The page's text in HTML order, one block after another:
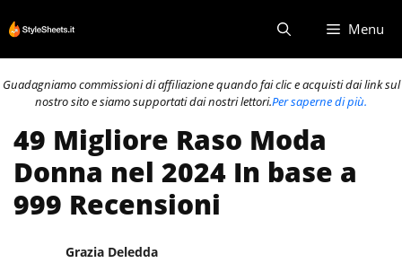
al
contenuto
Menu
Guadagniamo commissioni di affiliazione quando fai clic e acquisti dai link sul
nostro sito e siamo supportati dai nostri lettori.Per saperne di più.
49 Migliore Raso Moda
Donna nel 2024 In base a
999 Recensioni
Grazia Deledda